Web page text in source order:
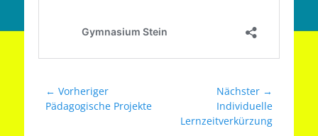
Beitragsnavigation
← Vorheriger
Vorheriger
Pädagogische Projekte
Nächster →
Beitrag:
Individuelle
Lernzeitverkürzung